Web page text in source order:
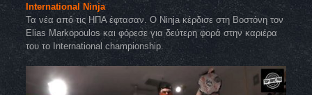
International Ninja
Τα νέα από τις ΗΠΑ έφτασαν. Ο Ninja κέρδισε στη Βοστόνη τον
Elias Markopoulos και φόρεσε για δεύτερη φορά στην καριέρα
του το International championship.